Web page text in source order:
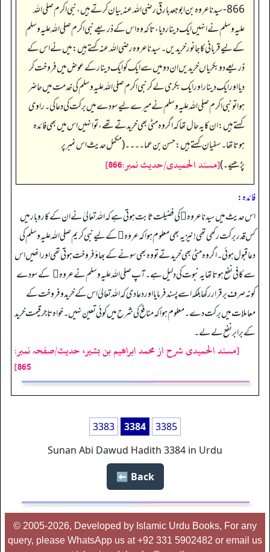
866- سیدنا عروہ بن ابوجعد بارقی رضی اللہ عنہ بیان کرتے ہیں، نبی اکرم صلی اللہ
علیہ وسلم نے انہیں ایک دینار دیا، تاکہ وہ اس کے ذریعے نبی اکرم صلی اللہ علیہ وسلم
کے لیے قربانی کا جانور خریدیں۔ سیدنا عروہ رضی اللہ عنہ کہتے ہیں: میں نے اس کے
ذریعے دوبکریاں خریدیں ان دو میں سے ایک کو ایک دینار کے عوض میں فروخت کر
دیا اور ایک دینار اور ایک بکری لے کر نبی اکرم صلی اللہ علیہ وسلم کی خدمت میں حاضر
ہوا تو نبی اکرم صلی اللہ علیہ وسلم نے میرے لیے سودے میں برکت کی دعا کی۔ راوی
کہتے ہیں: ان کا یہ حال تھا کہ اگروہ مٹی بھی خریدتے تھے، تو انہیں اس میں بھی فائدہ
ہوتا تھا۔ سفیان کہتے ہیں: حسن بن عما۔۔۔۔ (مکمل حدیث اس نمبر پر
پڑھیے۔)[مسند الحمیدی/حدیث نمبر:866]
فائدہ:
اس حدیث میں سیدنا عروہ ﷜کی فضیلت ثابت ہوتی ہے کہ اللہ تعالیٰ نے ان کے کاروبار میں
کس قدر برکت رکھی تھی! نیز یہ بھی معلوم ہوا کہ عروہ ﷜کے لیے نبی کریم صلی اللہ علیہ وسلم کی
دعا قبول ہوئی۔ اگر وہ مٹی بھی خریدتے تو وہ بھی سونے کے بھاؤ فروخت ہوتی تھی اور انھیں اس
سے کافی نفع ہوتا تھا یہ نبوت کی دلیل ہے۔ آپ صلی اللہ علیہ وسلم نے عروہ ﷜ کے سودے
کو نہ صرف برقرار رکھا بلکہ اسے پسند فرمایا اور دعا دی کہ اللہ تعالیٰ اس کے خرید و فروخت کے
معاملات میں برکت دے۔ معلوم ہوا کہ منافع کی شرح میں کوئی تعین نہیں۔ خواہ تاجر قیمت خرید
کے برابر نفع لے لے۔
[مسند الحمیدی شرح از محمد ابراهيم بن بشير، حدیث/صفحہ نمبر:
865]
3383 3384
3385
Sunan Abi Dawud Hadith 3384 in Urdu
Back ⬅️
© 2005-2026, Developed by Islamic Urdu Books, For any
query, please WhatsApp us at +92 331 5902482 or email us